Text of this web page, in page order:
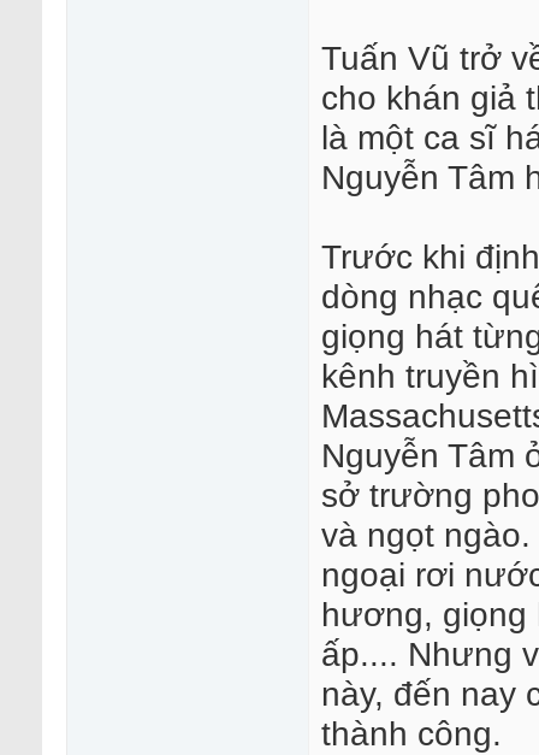
Tuấn Vũ trở
cho khán giả
là một ca sĩ
Nguyễn Tâm
Trước khi
dòng nhạc
giọng hát
kênh truyền
Nguyễn Tâm
sở trường
và ngọt
ngoại rơi
hương, giọng
ấp.... Nhưng
này, đến nay
thành công.